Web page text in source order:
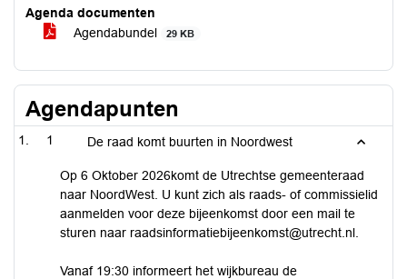
Agenda documenten
Agendabundel
29 KB
Agendapunten
1 De raad komt buurten in Noordwest
Op 6 Oktober 2026komt de Utrechtse gemeenteraad
naar NoordWest. U kunt zich als raads- of commissielid
aanmelden voor deze bijeenkomst door een mail te
sturen naar raadsinformatiebijeenkomst@utrecht.nl.
Vanaf 19:30 informeert het wijkbureau de